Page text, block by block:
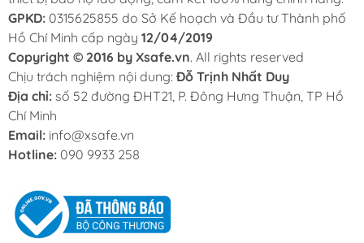
GPKD: 0315625855 do Sở Kế hoạch và Đầu tư Thành phố
Hồ Chí Minh cấp ngày 12/04/2019
Copyright © 2016 by Xsafe.vn. All rights reserved
Chịu trách nghiệm nội dung: Đỗ Trịnh Nhất Duy
Địa chỉ: số 52 đường ĐHT21, P. Đông Hưng Thuận, TP Hồ
Chí Minh
Email: info@xsafe.vn
Hotline: 090 9933 258